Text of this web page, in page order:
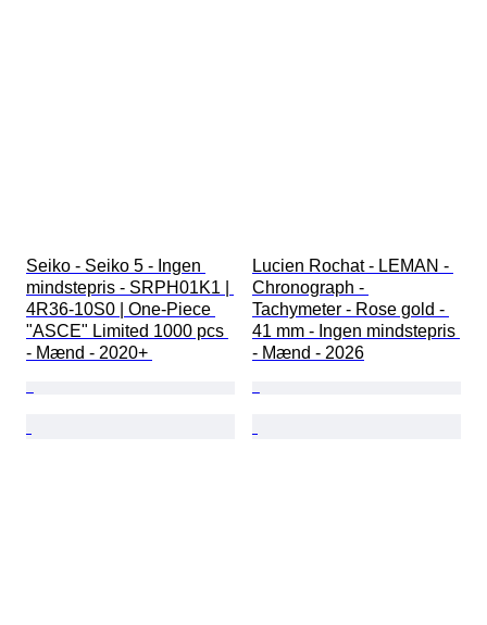
Seiko - Seiko 5 - Ingen
mindstepris - SRPH01K1 |
4R36-10S0 | One-Piece
"ASCE" Limited 1000 pcs
- Mænd - 2020+
Lucien Rochat - LEMAN -
Chronograph -
Tachymeter - Rose gold -
41 mm - Ingen mindstepris
- Mænd - 2026